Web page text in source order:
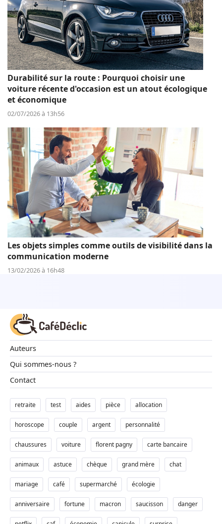
Durabilité sur la route : Pourquoi choisir une
voiture récente d'occasion est un atout écologique
et économique
02/07/2026 à 13h56
Les objets simples comme outils de visibilité dans la
communication moderne
13/02/2026 à 16h48
Auteurs
Qui sommes-nous ?
Contact
retraite test aides pièce allocation
horoscope couple argent personnalité
chaussures voiture florent pagny carte bancaire
animaux astuce chèque grand mère chat
mariage café supermarché écologie
anniversaire fortune macron saucisson danger